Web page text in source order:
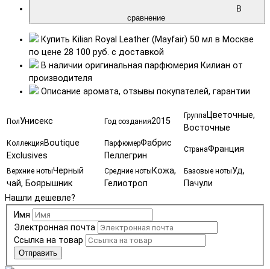
В
сравнение
Купить Kilian Royal Leather (Mayfair) 50 мл в Москве
по цене 28 100 руб. с доставкой
В наличии оригинальная парфюмерия Килиан от
производителя
Описание аромата, отзывы покупателей, гарантии
ПолУнисекс Год создания2015
Группа Цветочные,
Восточные
Коллекция Boutique
Exclusives
ПарфюмерФабрис
Пеллегрин
СтранаФранция
Верхние нотыЧерный
чай, Боярышник
Средние ноты Кожа,
Гелиотроп
Базовые нотыУд,
Пачули
Нашли дешевле?
Имя
Электронная почта
Ссылка на товар
Отправить